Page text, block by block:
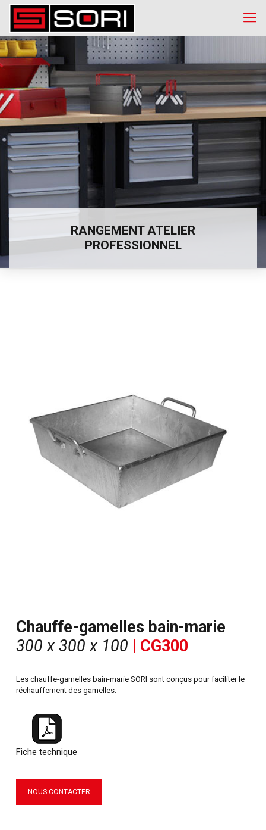
RANGEMENT ATELIER
PROFESSIONNEL
Chauffe-gamelles bain-marie
300 x 300 x 100 | CG300
Les chauffe-gamelles bain-marie SORI sont conçus pour faciliter le
réchauffement des gamelles.
Fiche technique
NOUS CONTACTER